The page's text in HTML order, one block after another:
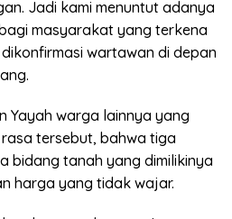
Jadi kami menuntut adanya
masyarakat yang terkena
wartawan di depan
Yayah warga lainnya yang
tersebut, bahwa tiga
bidang tanah yang dimilikinya
harga yang tidak wajar.